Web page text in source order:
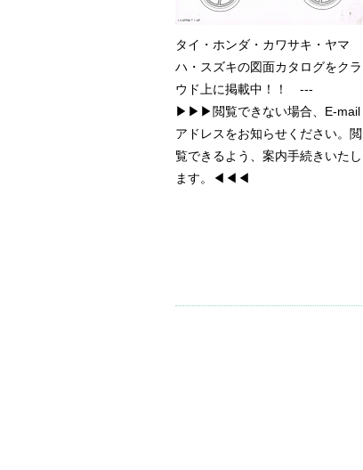
タイ・ホンダ・カワサキ・ヤマ
ハ・スズキの図面カタログをクラ
ウド上に掲載中！！ ---
▶▶▶閲覧できない場合、E-mail
アドレスをお知らせください。閲
覧できるよう、案内手続きいたし
ます。◀◀◀